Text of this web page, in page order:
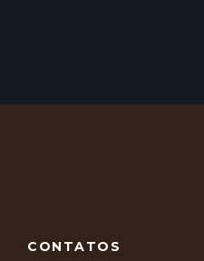
CONTATOS